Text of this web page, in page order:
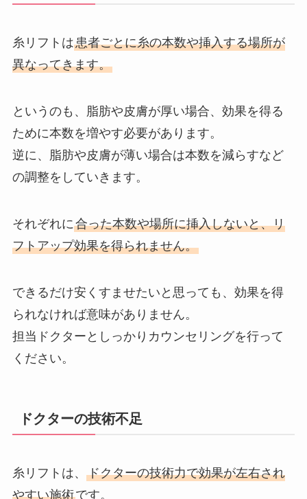
糸リフトは患者ごとに糸の本数や挿入する場所が
異なってきます。
というのも、脂肪や皮膚が厚い場合、効果を得る
ために本数を増やす必要があります。
逆に、脂肪や皮膚が薄い場合は本数を減らすなど
の調整をしていきます。
それぞれに合った本数や場所に挿入しないと、リ
フトアップ効果を得られません。
できるだけ安くすませたいと思っても、効果を得
られなければ意味がありません。
担当ドクターとしっかりカウンセリングを行って
ください。
ドクターの技術不足
糸リフトは、 ドクターの技術力で効果が左右され
やすい施術です。